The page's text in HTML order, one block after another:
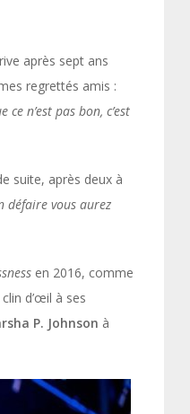
après sept ans
regrettés amis :
n’est pas bon, c’est
suite, après deux à
défaire vous aurez
en 2016, comme
d’œil à ses
P. Johnson à